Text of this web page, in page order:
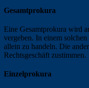
Gesamtprokura
Eine Gesamtprokura wird
vergeben. In einem
allein zu handeln. Die
Rechtsgeschäft zustimmen.
Einzelprokura